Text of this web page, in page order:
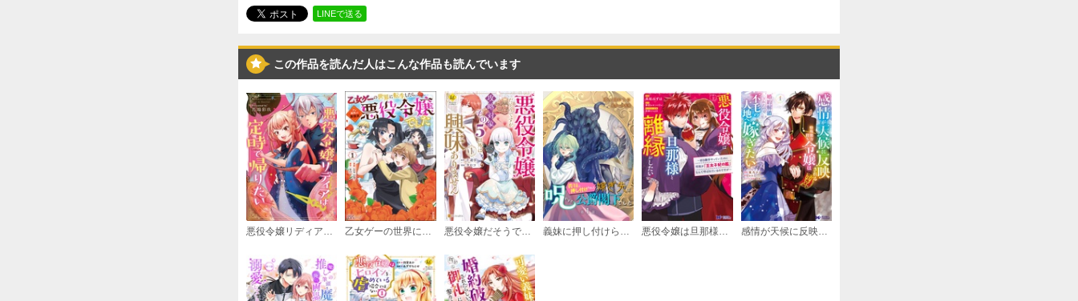
必要ポイント：
購入する
３
必要ポイント：700
購入する
LINEで送る
この作品を読んだ人はこんな作品も読んでいます
悪役令嬢リディアは定時で帰りたい 乙女ゲーの世界に転生したら、デレ属性の豪傑系悪役令嬢でした コミック版 悪役令嬢だそうですが、攻略対象その５以外は興味ありません 義妹に押し付けられた嫁ぎ先は、呪われた公爵閣下でした 悪役令嬢は旦那様と離縁がしたい！～好き勝手やっていたのに何故か『王太子妃の鑑』なんて呼ばれているのですが～（コミック） 感情が天候に反映される特殊能力持ち令嬢は婚約解消されたので不毛の大地へ嫁ぎたい（コミック）